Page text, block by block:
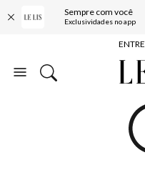
Sempre com você
Exclusividades no app
COMPRE
10% OFF